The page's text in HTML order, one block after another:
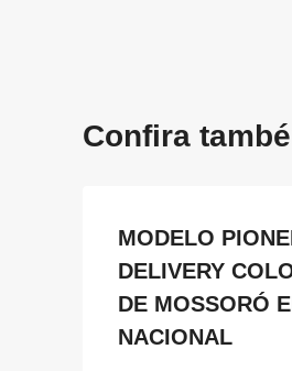
Confira
MODELO
DELIVERY
DE MOSSORÓ
NACIONAL